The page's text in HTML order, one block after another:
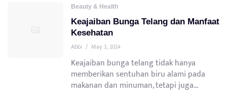
Beauty & Health
Keajaiban Bunga Telang dan Manfaat
Kesehatan
Abbi / May 3, 2024
Keajaiban bunga telang tidak hanya
memberikan sentuhan biru alami pada
makanan dan minuman, tetapi juga...